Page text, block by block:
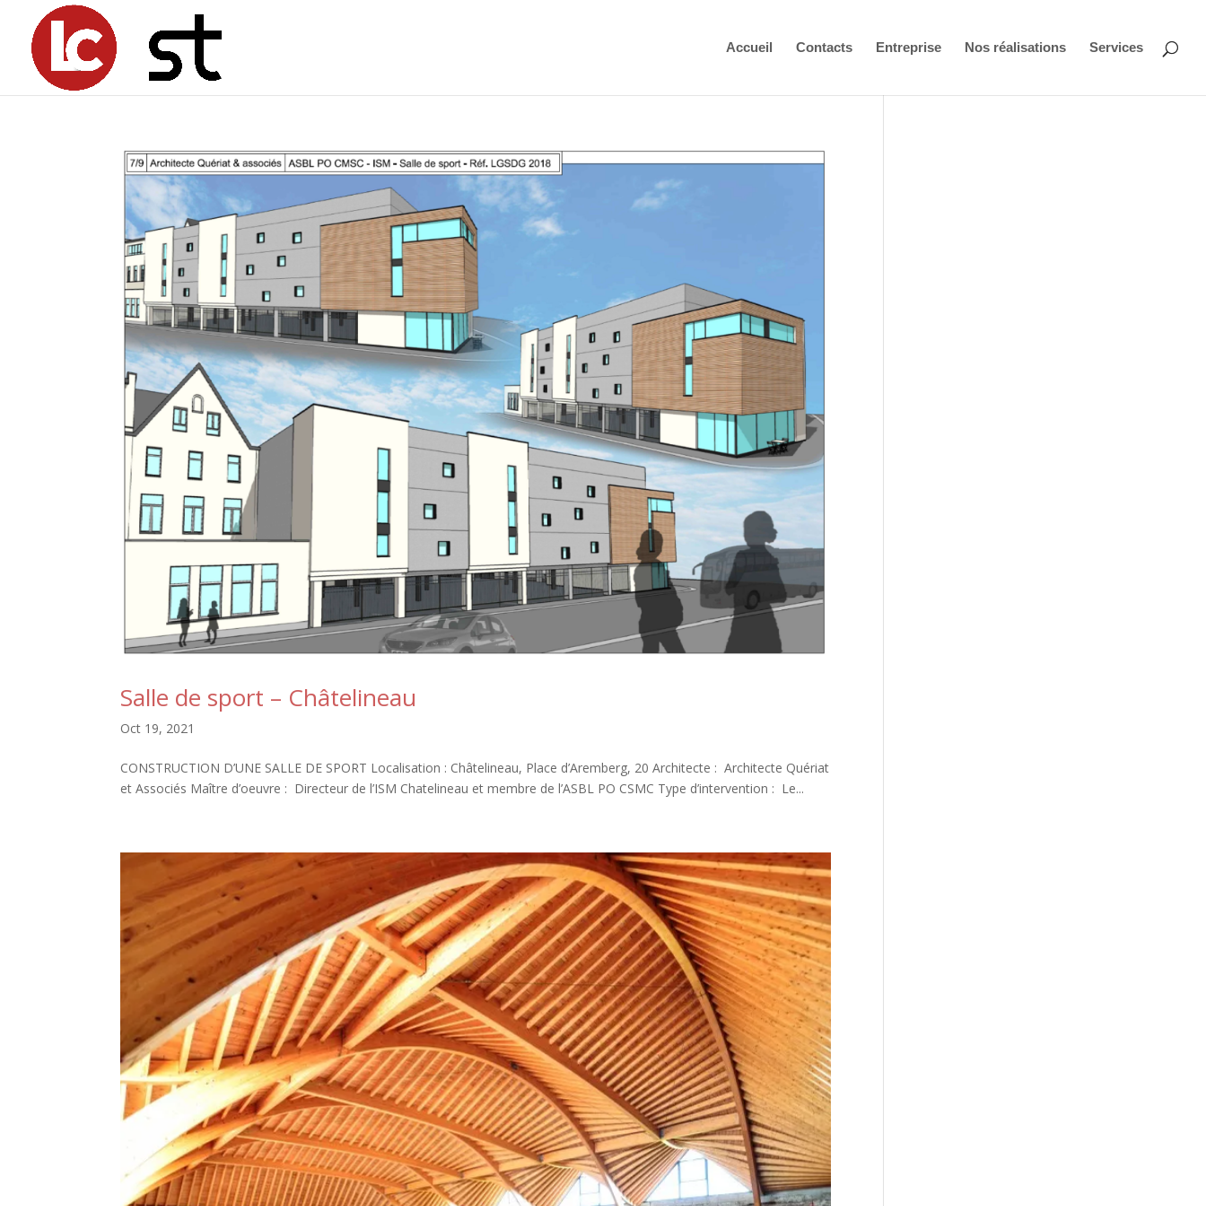
Accueil Contacts Entreprise Nos réalisations Services
Salle de sport – Châtelineau
Oct 19, 2021
CONSTRUCTION D’UNE SALLE DE SPORT Localisation : Châtelineau, Place d’Aremberg, 20 Architecte : Architecte Quériat
et Associés Maître d’oeuvre : Directeur de l’ISM Chatelineau et membre de l’ASBL PO CSMC Type d’intervention : Le...